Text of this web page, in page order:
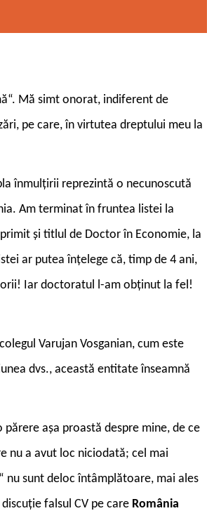
Mă simt onorat, indiferent de
pe care, în virtutea dreptului meu la
înmulțirii reprezintă o necunoscută
Am terminat în fruntea listei la
și titlul de Doctor în Economie, la
ar putea înțelege că, timp de 4 ani,
Iar doctoratul l-am obținut la fel!
Varujan Vosganian, cum este
dvs., această entitate înseamnă
așa proastă despre mine, de ce
nu a avut loc niciodată; cel mai
nu sunt deloc întâmplătoare, mai ales
falsul CV pe care România